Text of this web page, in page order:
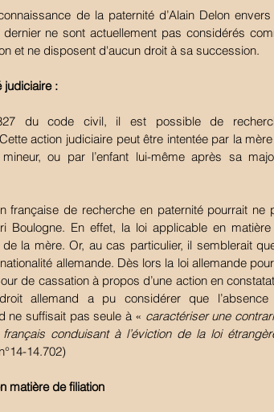
de la paternité d’Alain Delon
ne sont actuellement pas considérés
et ne disposent d'aucun droit à sa succession.
:
du code civil, il est possible de
action judiciaire peut être intentée par la
ou par l’enfant lui-même après sa
française de recherche en paternité pourrait ne
Boulogne. En effet, la loi applicable en
la mère. Or, au cas particulier, il semblerait
allemande. Dès lors la loi allemande
de cassation à propos d’une action en
allemand a pu considérer que
ne suffisait pas seule à « caractériser une
conduisant à l’éviction de la loi
14.702)
matière de filiation